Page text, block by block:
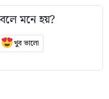
মনে হয়?
খুব ভালো